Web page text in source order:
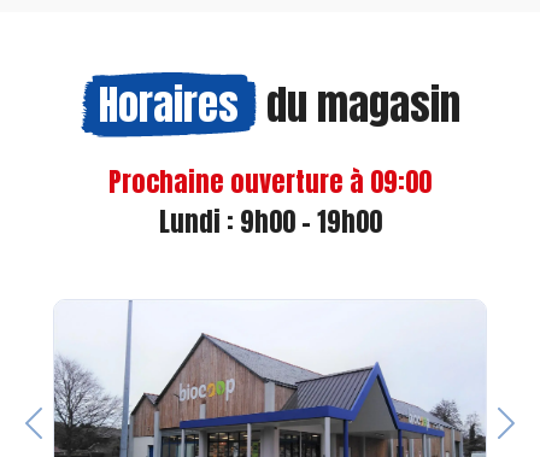
Horaires du magasin
Prochaine ouverture à 09:00
Lundi : 9h00 - 19h00
Previous